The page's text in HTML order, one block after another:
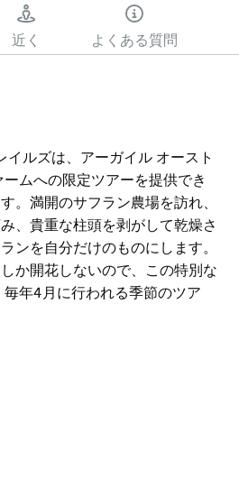
近く よくある質問
イルズは、アーガイル オースト
ムへの限定ツアーを提供でき
。満開のサフラン農場を訪れ、
、貴重な柱頭を剥がして乾燥さ
ンを自分だけのものにします。
か開花しないので、この特別な
年4月に行われる季節のツア
ムへの限定ツアーを提供でき
。満開のサフラン農場を訪れ、
ンを自分だけのものにします。